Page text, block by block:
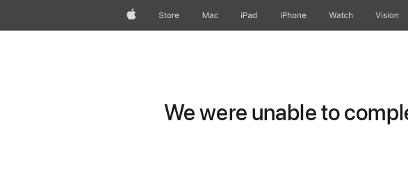
AppleStore Mac iPad iPhone Watch Vision
We were unable to